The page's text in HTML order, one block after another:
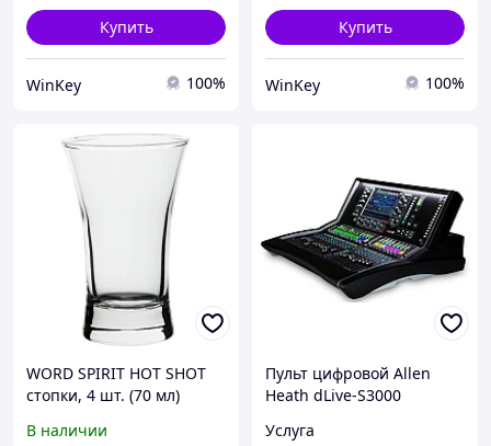
Купить
WinKey 100%
Купить
WinKey 100%
WORD SPIRIT HOT SHOT
стопки, 4 шт. (70 мл)
В наличии
Пульт цифровой Allen
Heath dLive-S3000
Услуга